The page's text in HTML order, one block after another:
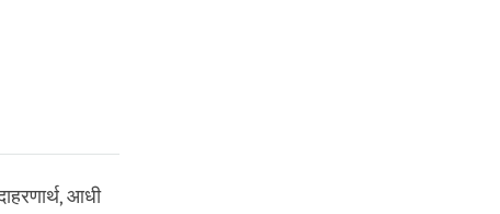
आधी